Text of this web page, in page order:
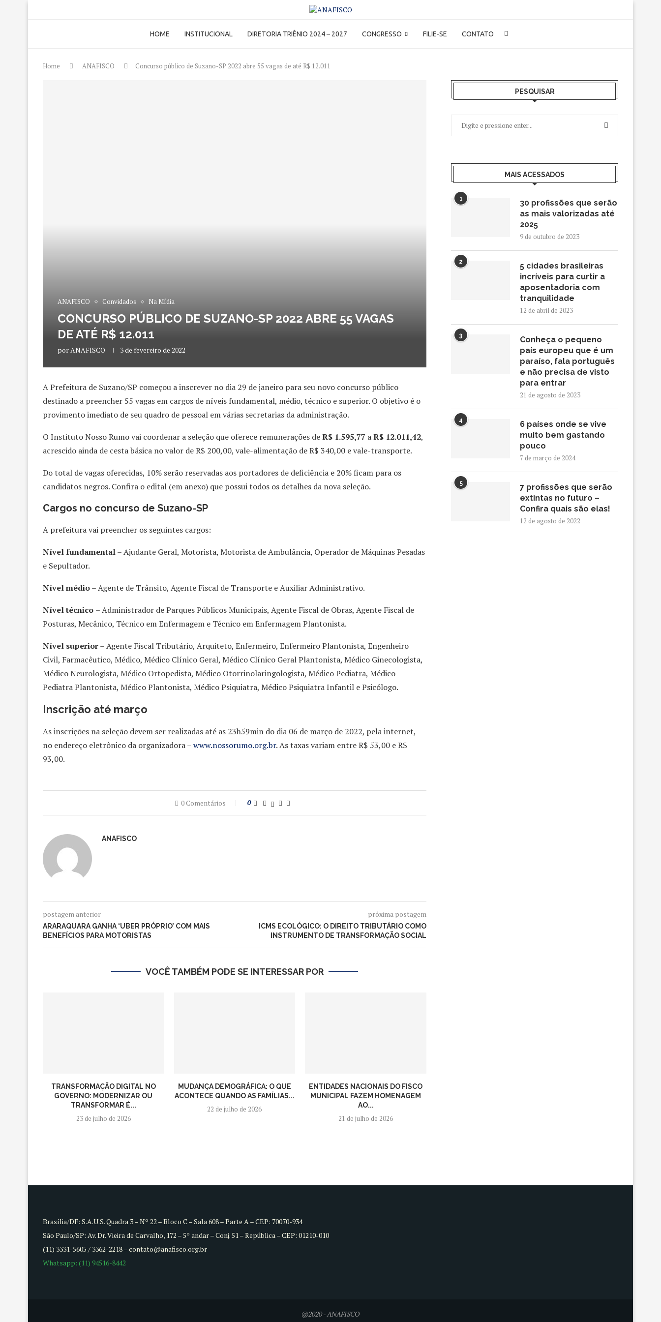
HOME INSTITUCIONAL DIRETORIA TRIÊNIO 2024 – 2027 CONGRESSO FILIE-SE CONTATO
Home ANAFISCO Concurso público de Suzano-SP 2022 abre 55 vagas de até R$ 12.011
ANAFISCO Convidados Na Mídia
CONCURSO PÚBLICO DE SUZANO-SP 2022 ABRE 55 VAGAS
DE ATÉ R$ 12.011
porANAFISCO 3 de fevereiro de 2022
A Prefeitura de Suzano/SP começou a inscrever no dia 29 de janeiro para seu novo concurso público
destinado a preencher 55 vagas em cargos de níveis fundamental, médio, técnico e superior. O objetivo é o
provimento imediato de seu quadro de pessoal em várias secretarias da administração.
O Instituto Nosso Rumo vai coordenar a seleção que oferece remunerações deR$ 1.595,77 aR$ 12.011,42,
acrescido ainda de cesta básica no valor de R$ 200,00, vale-alimentação de R$ 340,00 e vale-transporte.
Do total de vagas oferecidas, 10% serão reservadas aos portadores de deficiência e 20% ficam para os
candidatos negros. Confira o edital (em anexo) que possui todos os detalhes da nova seleção.
Cargos no concurso de Suzano-SP
A prefeitura vai preencher os seguintes cargos:
Nível fundamental– Ajudante Geral, Motorista, Motorista de Ambulância, Operador de Máquinas Pesadas
e Sepultador.
Nível médio– Agente de Trânsito, Agente Fiscal de Transporte e Auxiliar Administrativo.
Nível técnico – Administrador de Parques Públicos Municipais, Agente Fiscal de Obras, Agente Fiscal de
Posturas, Mecânico, Técnico em Enfermagem e Técnico em Enfermagem Plantonista.
Nível superior– Agente Fiscal Tributário, Arquiteto, Enfermeiro, Enfermeiro Plantonista, Engenheiro
Civil, Farmacêutico, Médico, Médico Clínico Geral, Médico Clínico Geral Plantonista, Médico Ginecologista,
Médico Neurologista, Médico Ortopedista, Médico Otorrinolaringologista, Médico Pediatra, Médico
Pediatra Plantonista, Médico Plantonista, Médico Psiquiatra, Médico Psiquiatra Infantil e Psicólogo.
Inscrição até março
As inscrições na seleção devem ser realizadas até as 23h59min do dia 06 de março de 2022, pela internet,
no endereço eletrônico da organizadora –www.nossorumo.org.br. As taxas variam entre R$ 53,00 e R$
93,00.
0 Comentários 0
ANAFISCO
postagem anterior
ARARAQUARA GANHA ‘UBER PRÓPRIO’ COM MAIS
BENEFÍCIOS PARA MOTORISTAS
próxima postagem
ICMS ECOLÓGICO: O DIREITO TRIBUTÁRIO COMO
INSTRUMENTO DE TRANSFORMAÇÃO SOCIAL
VOCÊ TAMBÉM PODE SE INTERESSAR POR
TRANSFORMAÇÃO DIGITAL NO
GOVERNO: MODERNIZAR OU
TRANSFORMAR É...
23 de julho de 2026
MUDANÇA DEMOGRÁFICA: O QUE
ACONTECE QUANDO AS FAMÍLIAS...
22 de julho de 2026
ENTIDADES NACIONAIS DO FISCO
MUNICIPAL FAZEM HOMENAGEM
AO...
21 de julho de 2026
PESQUISAR
MAIS ACESSADOS
1
30 profissões que serão
as mais valorizadas até
2025
9 de outubro de 2023
2
5 cidades brasileiras
incríveis para curtir a
aposentadoria com
tranquilidade
12 de abril de 2023
3
Conheça o pequeno
país europeu que é um
paraíso, fala português
e não precisa de visto
para entrar
21 de agosto de 2023
4
6 países onde se vive
muito bem gastando
pouco
7 de março de 2024
5
7 profissões que serão
extintas no futuro –
Confira quais são elas!
12 de agosto de 2022
Brasília/DF: S.A.U.S. Quadra 3 – Nº 22 – Bloco C – Sala 608 – Parte A – CEP: 70070-934
São Paulo/SP: Av. Dr. Vieira de Carvalho, 172 – 5º andar – Conj. 51 – República – CEP: 01210-010
(11) 3331-5605 / 3362-2218 – contato@anafisco.org.br
Whatsapp: (11) 94516-8442
@2020 - ANAFISCO